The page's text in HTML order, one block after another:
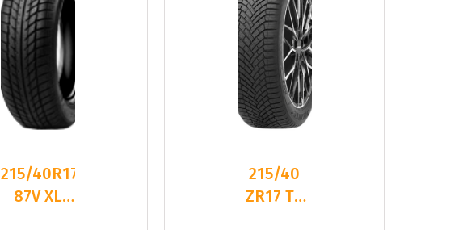
215/40R17
87V XL
215/40
ZR17 TL